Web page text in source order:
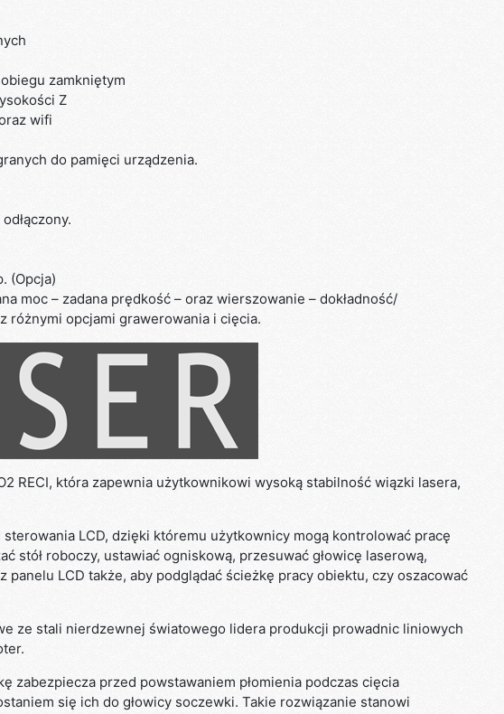
zamkniętym
Z
wifi
do pamięci urządzenia.
(Opcja)
moc – zadana prędkość – oraz wierszowanie – dokładność/
różnymi opcjami grawerowania i cięcia.
RECI, która zapewnia użytkownikowi wysoką stabilność wiązki lasera,
LCD, dzięki któremu użytkownicy mogą kontrolować pracę
roboczy, ustawiać ogniskową, przesuwać głowicę laserową,
LCD także, aby podglądać ścieżkę pracy obiektu, czy oszacować
ze stali nierdzewnej światowego lidera produkcji prowadnic liniowych
zabezpiecza przed powstawaniem płomienia podczas cięcia
się ich do głowicy soczewki. Takie rozwiązanie stanowi